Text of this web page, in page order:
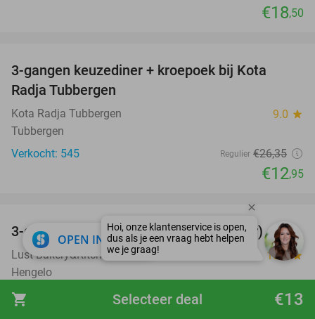
shopping_cart €13
Selecteer deal
€18,50
3-gangen keuzediner + kroepoek bij Kota
Radja Tubbergen
Kota Radja Tubbergen 9.0 star
Tubbergen
Verkocht: 545
Regulier €26,35
€12,95
56%
3-gangen high tea + glas bubbels (2 uur)
Lust Bakery&Kitchen&Club 10.0star
Hengelo
Verkocht: 211
€45
OPEN IN APP close